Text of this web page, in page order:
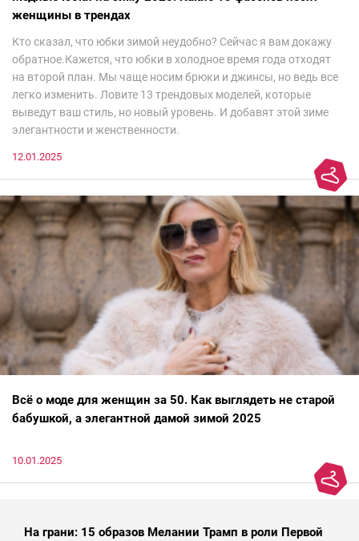
женщины в трендах
Кто сказал, что юбки зимой неудобно? Сейчас я вам докажу
обратное.Кажется, что юбки в холодное время года отходят
на второй план. Мы чаще носим брюки и джинсы, но ведь все
легко изменить. Ловите 13 трендовых моделей, которые
выведут ваш стиль, но новый уровень. И добавят этой зиме
элегантности и женственности.
12.01.2025
Всё о моде для женщин за 50. Как выглядеть не старой
бабушкой, а элегантной дамой зимой 2025
10.01.2025
На грани: 15 образов Мелании Трамп в роли Первой